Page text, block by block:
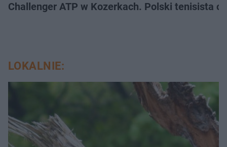
Challenger ATP w Kozerkach. Polski tenisista
LOKALNIE: